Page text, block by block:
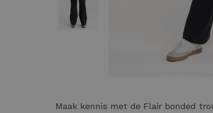
Maak kennis met de Flair bonded